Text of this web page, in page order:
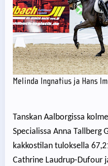
Melinda Ingnatius ja Hans
Tanskan Aalborgissa
Specialissa Anna Tallberg
kakkostilan tuloksella
Cathrine Laudrup-Dufour